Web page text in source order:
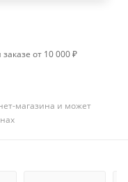
от 10 000 ₽
магазина и может